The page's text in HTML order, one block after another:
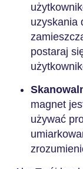
uzyskania
postaraj
magnet
używać